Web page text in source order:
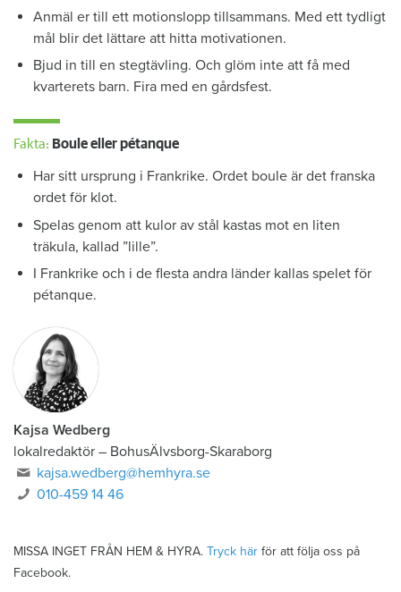
Anmäl er till ett motionslopp tillsammans. Med ett tydligt
mål blir det lättare att hitta motivationen.
Bjud in till en stegtävling. Och glöm inte att få med
kvarterets barn. Fira med en gårdsfest.
Fakta: Boule eller pétanque
Har sitt ursprung i Frankrike. Ordet boule är det franska
ordet för klot.
Spelas genom att kulor av stål kastas mot en liten
träkula, kallad ”lille”.
I Frankrike och i de flesta andra länder kallas spelet för
pétanque.
Kajsa Wedberg
lokalredaktör – BohusÄlvsborg-Skaraborg
kajsa.wedberg@hemhyra.se
010-459 14 46
MISSA INGET FRÅN HEM & HYRA. Tryck här för att följa oss på
Facebook.